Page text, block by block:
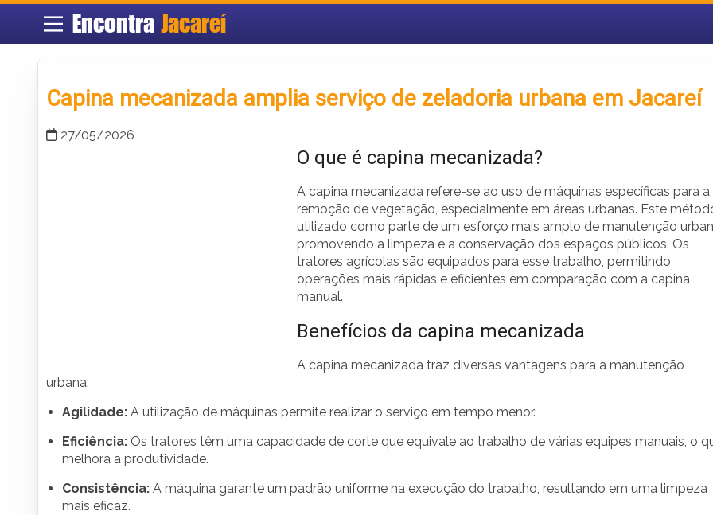
Encontra Jacareí
Capina mecanizada amplia serviço de zeladoria urbana em Jacareí
27/05/2026
O que é capina mecanizada?
A capina mecanizada refere-se ao uso de máquinas específicas para a
remoção de vegetação, especialmente em áreas urbanas. Este
utilizado como parte de um esforço mais amplo de manutenção
promovendo a limpeza e a conservação dos espaços públicos. Os
tratores agrícolas são equipados para esse trabalho, permitindo
operações mais rápidas e eficientes em comparação com a capina
manual.
Benefícios da capina mecanizada
A capina mecanizada traz diversas vantagens para a manutenção
urbana:
Agilidade: A utilização de máquinas permite realizar o serviço em tempo menor.
Eficiência: Os tratores têm uma capacidade de corte que equivale ao trabalho de várias equipes manuais, o
melhora a produtividade.
Consistência: A máquina garante um padrão uniforme na execução do trabalho, resultando em uma limpeza
mais eficaz.